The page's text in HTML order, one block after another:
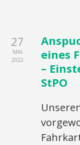
27
MAI
2022
eines
–
StPO